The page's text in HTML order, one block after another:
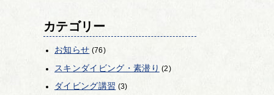
カテゴリー
お知らせ (76)
スキンダイビング・素潜り (2)
ダイビング講習 (3)